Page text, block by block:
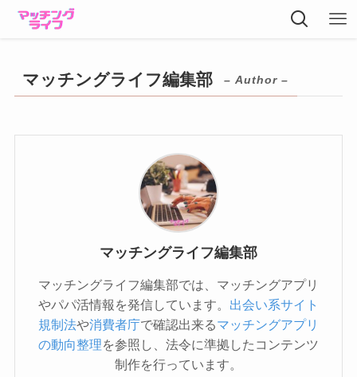
マッチングライフ編集部 – Author –
マッチングライフ編集部
マッチングライフ編集部では、マッチングアプリ
やパパ活情報を発信しています。 出会い系サイト
規制法や消費者庁で確認出来るマッチングアプリ
の動向整理を参照し、法令に準拠したコンテンツ
制作を行っています。